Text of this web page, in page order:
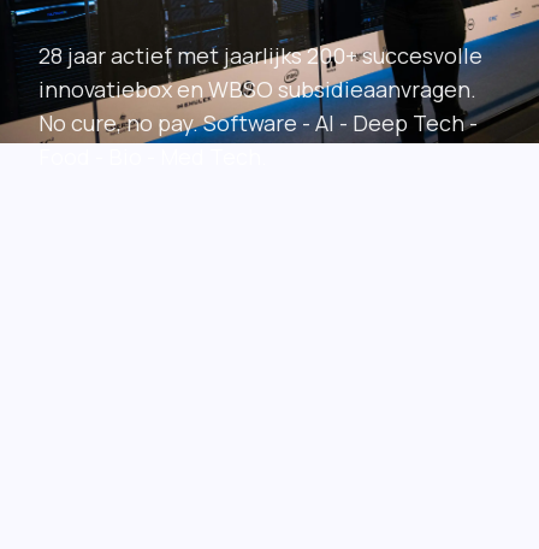
28 jaar actief met jaarlijks 200+ succesvolle
innovatiebox en WBSO subsidieaanvragen.
No cure, no pay. Software - AI - Deep Tech -